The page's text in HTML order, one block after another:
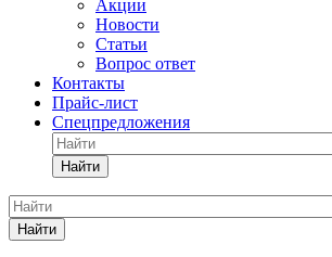
Акции
Новости
Статьи
Вопрос ответ
Контакты
Прайс-лист
Спецпредложения
Найти
Найти